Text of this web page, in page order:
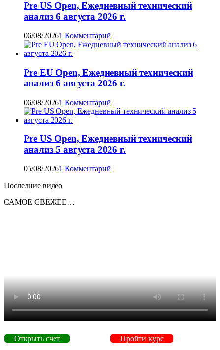
Pre US Open, Ежедневный технический
анализ 6 августа 2026 г.
06/08/20261 Комментарий
Pre EU Open, Ежедневный технический
анализ 6 августа 2026 г.
06/08/20261 Комментарий
Pre US Open, Ежедневный технический
анализ 5 августа 2026 г.
05/08/20261 Комментарий
Последние видео
САМОЕ СВЕЖЕЕ…
Открыть счет Пройти курс